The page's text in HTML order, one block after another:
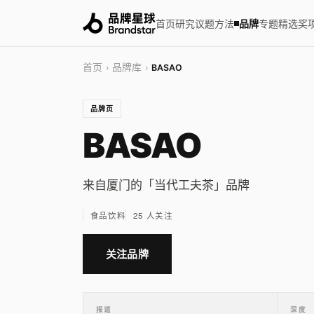
首页研究议题方法 品牌专题精选奖
首页 › 品牌库› BASAO
品牌页
BASAO
来自厦门的「当代工夫茶」品牌
食品饮料 25 人关注
关注品牌
报道 深度